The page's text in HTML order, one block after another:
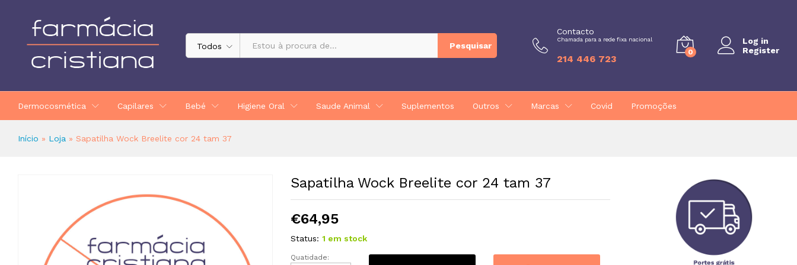
Todos Pesquisar
Contacto
Chamada para a rede fixa nacional
214 446 723
0
Log in
Register
Dermocosmética Capilares Bebé Higiene Oral Saude Animal Suplementos Outros Marcas Covid Promoções
Início » Loja » Sapatilha Wock Breelite cor 24 tam 37
Sapatilha Wock Breelite cor 24 tam 37
€64,95
Status: 1 em stock
Sapatilha
Quatidade: